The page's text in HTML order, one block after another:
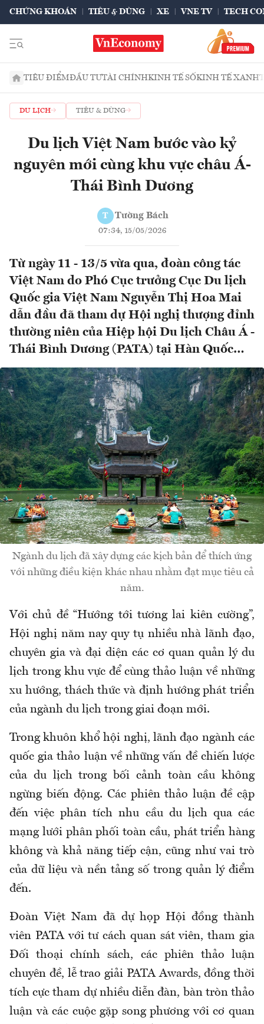
CHỨNG KHOÁN TIÊU & DÙNG XE VNE TV TECH
TIÊU ĐIỂMĐẦU TƯTÀI CHÍNHKINH TẾ SỐKINH TẾ XANH
DU LỊCH TIÊU & DÙNG
Du lịch Việt Nam bước vào kỷ
nguyên mới cùng khu vực châu Á-
Thái Bình Dương
T Tường Bách
07:34, 15/05/2026
Từ ngày 11 - 13/5 vừa qua, đoàn công tác
Việt Nam do Phó Cục trưởng Cục Du lịch
Quốc gia Việt Nam Nguyễn Thị Hoa Mai
dẫn đầu đã tham dự Hội nghị thượng đỉnh
thường niên của Hiệp hội Du lịch Châu Á -
Thái Bình Dương (PATA) tại Hàn Quốc…
Ngành du lịch đã xây dựng các kịch bản để thích ứng
với những điều kiện khác nhau nhằm đạt mục tiêu cả
năm.
Với chủ đề “Hướng tới tương lai kiên cường”,
Hội nghị năm nay quy tụ nhiều nhà lãnh đạo,
chuyên gia và đại diện các cơ quan quản lý du
lịch trong khu vực để cùng thảo luận về những
xu hướng, thách thức và định hướng phát triển
của ngành du lịch trong giai đoạn mới.
Trong khuôn khổ hội nghị, lãnh đạo ngành các
quốc gia thảo luận về những vấn đề chiến lược
của du lịch trong bối cảnh toàn cầu không
ngừng biến động. Các phiên thảo luận đề cập
đến việc phân tích nhu cầu du lịch qua các
mạng lưới phân phối toàn cầu, phát triển hàng
không và khả năng tiếp cận, cũng như vai trò
của dữ liệu và nền tảng số trong quản lý điểm
đến.
Đoàn Việt Nam đã dự họp Hội đồng thành
viên PATA với tư cách quan sát viên, tham gia
Đối thoại chính sách, các phiên thảo luận
chuyên đề, lễ trao giải PATA Awards, đồng thời
tích cực tham dự nhiều diễn đàn, bàn tròn thảo
luận và các cuộc gặp song phương với cơ quan